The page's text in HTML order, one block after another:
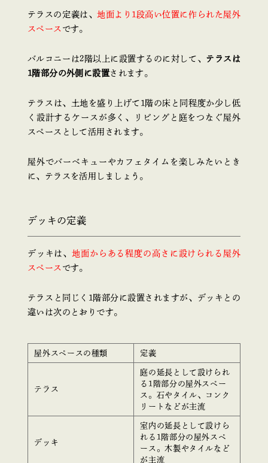
テラスの定義は、地面より1段高い位置に作られた屋外
スペース です。
バルコニーは2階以上に設置するのに対して、 テラスは
1階部分の外側に設置されます。
テラスは、土地を盛り上げて1階の床と同程度か少し低
く設計するケースが多く、リビングと庭をつなぐ屋外
スペースとして活用されます。
屋外でバーベキューやカフェタイムを楽しみたいとき
に、テラスを活用しましょう。
デッキの定義
デッキは、地面からある程度の高さに設けられる屋外
スペース です。
テラスと同じく1階部分に設置されますが、デッキとの
違いは次のとおりです。
屋外スペースの種類 定義
テラス
庭の延長として設けられ
る1階部分の屋外スペー
ス。石やタイル、コンク
リートなどが主流
デッキ
室内の延長として設けら
れる1階部分の屋外スペ
ース。木製やタイルなど
が主流